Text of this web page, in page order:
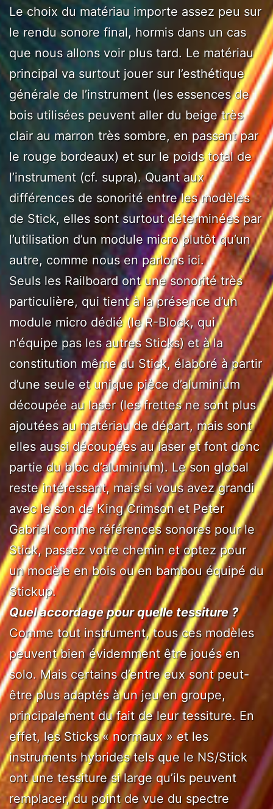
Le choix du matériau importe assez peu sur
le rendu sonore final, hormis dans un cas
que nous allons voir plus tard. Le matériau
principal va surtout jouer sur l’esthétique
générale de l’instrument (les essences de
bois utilisées peuvent aller du beige très
clair au marron très sombre, en passant par
le rouge bordeaux) et sur le poids total de
l’instrument (cf. supra). Quant aux
différences de sonorité entre les modèles
de Stick, elles sont surtout déterminées par
l’utilisation d’un module micro plutôt qu’un
autre, comme nous en parlons ici.
Seuls les Railboard ont une sonorité très
particulière, qui tient à la présence d’un
module micro dédié (le R-Block, qui
n’équipe pas les autres Sticks) et à la
constitution même du Stick, élaboré à partir
d’une seule et unique pièce d’aluminium
découpée au laser (les frettes ne sont plus
ajoutées au matériau de départ, mais sont
elles aussi découpées au laser et font donc
partie du bloc d’aluminium). Le son global
reste intéressant, mais si vous avez grandi
avec le son de King Crimson et Peter
Gabriel comme références sonores pour le
Stick, passez votre chemin et optez pour
un modèle en bois ou en bambou équipé du
Stickup.
Quel accordage pour quelle tessiture ?
Comme tout instrument, tous ces modèles
peuvent bien évidemment être joués en
solo. Mais certains d’entre eux sont peut-
être plus adaptés à un jeu en groupe,
principalement du fait de leur tessiture. En
effet, les Sticks « normaux » et les
instruments hybrides tels que le NS/Stick
ont une tessiture si large qu’ils peuvent
remplacer, du point de vue du spectre